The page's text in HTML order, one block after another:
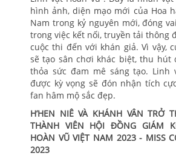
hình ảnh, diện mạo mới của Hoa
Nam trong kỷ nguyên mới, đóng
trong việc kết nối, truyền tải thông
cuộc thi đến với khán giả. Vì vậy,
sẽ tạo sân chơi khác biệt, thu hút
thỏa sức đam mê sáng tạo. Linh
được kỳ vọng sẽ đón nhận tích
fan hâm mộ sắc đẹp.
H’HEN NIÊ VÀ KHÁNH VÂN TRỞ
THÀNH VIÊN HỘI ĐỒNG GIÁM
HOÀN VŨ VIỆT NAM 2023 - MISS
2023